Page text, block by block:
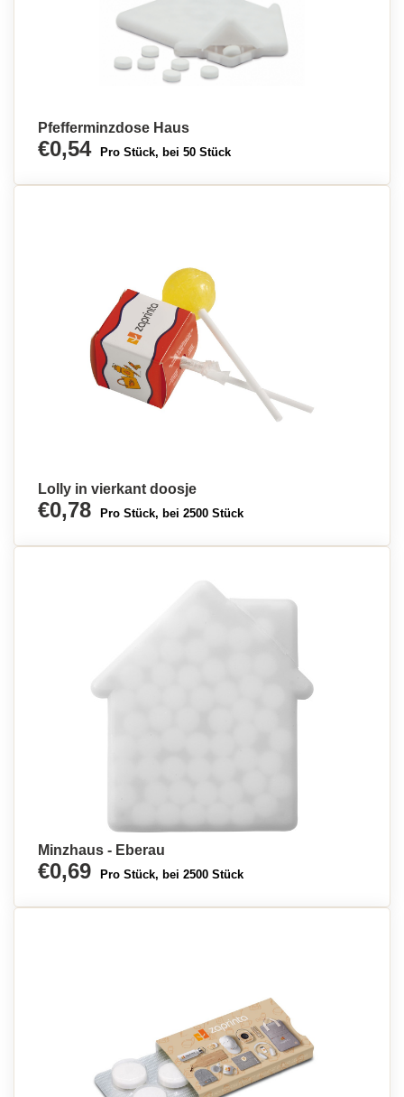
Pfefferminzdose Haus
€0,54 Pro Stück, bei 50 Stück
Lolly in vierkant doosje
€0,78 Pro Stück, bei 2500 Stück
Minzhaus - Eberau
€0,69 Pro Stück, bei 2500 Stück